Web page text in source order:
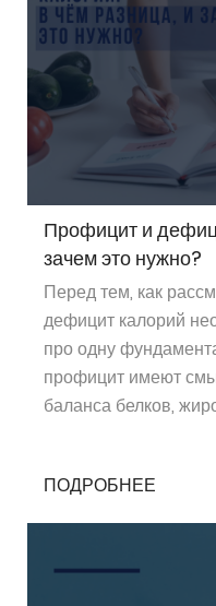
Профицит и
зачем это нужно?
Перед тем, как
дефицит калорий
про одну
профицит имеют
баланса белков,
ПОДРОБНЕЕ